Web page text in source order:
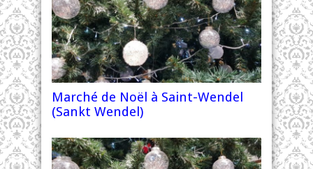
Marché de Noël à Saint-Wendel
(Sankt Wendel)